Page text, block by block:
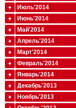
Июль'2014
Июнь'2014
Май'2014
Апрель'2014
Март'2014
Февраль'2014
Январь'2014
Декабрь'2013
Ноябрь'2013